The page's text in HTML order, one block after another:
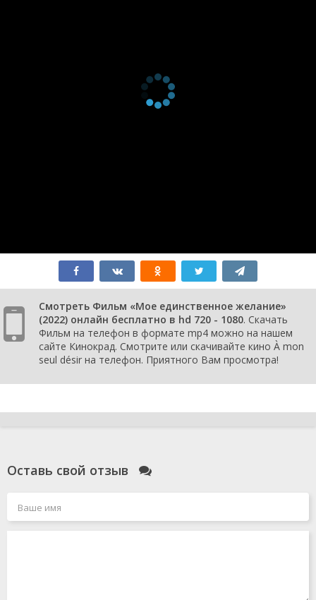
Смотреть Фильм «Мое единственное желание»
(2022) онлайн бесплатно в hd 720 - 1080. Скачать
Фильм на телефон в формате mp4 можно на нашем
сайте Кинокрад. Смотрите или скачивайте кино À mon
seul désir на телефон. Приятного Вам просмотра!
Оставь свой отзыв